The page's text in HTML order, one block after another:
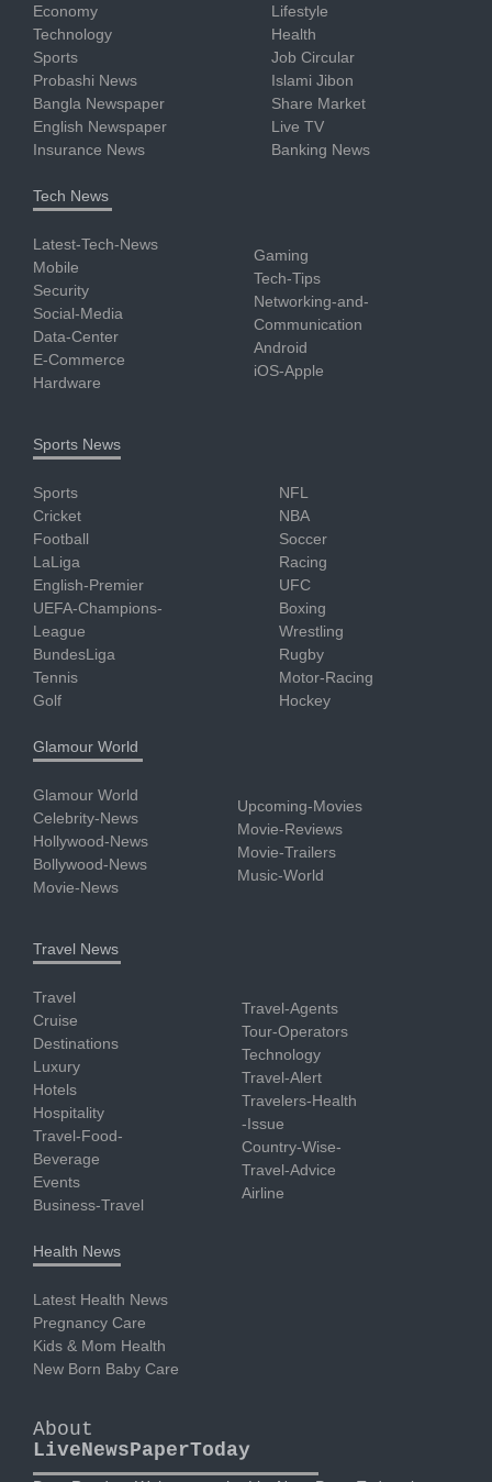
Economy
Technology
Sports
Probashi News
Bangla Newspaper
English Newspaper
Insurance News
Lifestyle
Health
Job Circular
Islami Jibon
Share Market
Live TV
Banking News
Tech News
Latest-Tech-News
Mobile
Security
Social-Media
Data-Center
E-Commerce
Hardware
Gaming
Tech-Tips
Networking-and-
Communication
Android
iOS-Apple
Sports News
Sports
Cricket
Football
LaLiga
English-Premier
UEFA-Champions-
League
BundesLiga
Tennis
Golf
NFL
NBA
Soccer
Racing
UFC
Boxing
Wrestling
Rugby
Motor-Racing
Hockey
Glamour World
Glamour World
Celebrity-News
Hollywood-News
Bollywood-News
Movie-News
Upcoming-Movies
Movie-Reviews
Movie-Trailers
Music-World
Travel News
Travel
Cruise
Destinations
Luxury
Hotels
Hospitality
Travel-Food-
Beverage
Events
Business-Travel
Travel-Agents
Tour-Operators
Technology
Travel-Alert
Travelers-Health
-Issue
Country-Wise-
Travel-Advice
Airline
Health News
Latest Health News
Pregnancy Care
Kids & Mom Health
New Born Baby Care
About
LiveNewsPaperToday